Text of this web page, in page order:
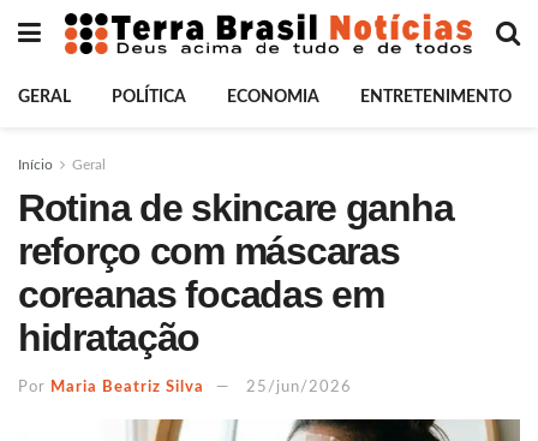
GERAL POLÍTICA ECONOMIA ENTRETENIMENTO
Início Geral
Rotina de skincare ganha
reforço com máscaras
coreanas focadas em
hidratação
Por Maria Beatriz Silva 25/jun/2026